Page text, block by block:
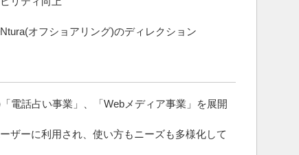
オフショアリング)のディレクション
電話占い事業」、「Webメディア事業」を展開
ザーに利用され、使い方もニーズも多様化して